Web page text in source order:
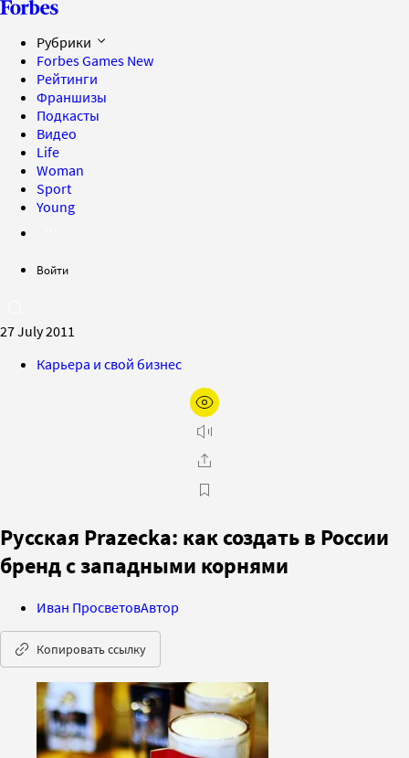
Рубрики
Forbes Games New
Рейтинги
Франшизы
Подкасты
Видео
Life
Woman
Sport
Young
Войти
27 July 2011
Карьера и свой бизнес
Русская Prazecka: как создать в России
бренд с западными корнями
Иван ПросветовАвтор
Копировать ссылку